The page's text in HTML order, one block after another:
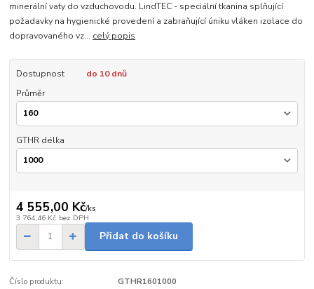
minerální vaty do vzduchovodu. LindTEC - speciální tkanina splňující
požadavky na hygienické provedení a zabraňující úniku vláken izolace do
dopravovaného vz... celý popis
Dostupnost
do 10 dnů
Průměr
GTHR délka
4 555,00 Kč/ks
3 764,46 Kč bez DPH
Přidat do košíku
Číslo produktu: GTHR1601000